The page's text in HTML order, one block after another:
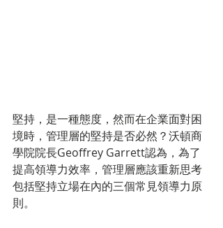
堅持，是一種態度，然而在企業面對困
境時，管理層的堅持是否必然？沃頓商
學院院長Geoffrey Garrett認為，為了
提高領導力效率，管理層應該重新思考
包括堅持立場在內的三個常見領導力原
則。